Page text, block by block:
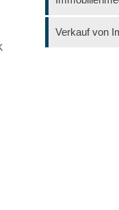
Verkauf von